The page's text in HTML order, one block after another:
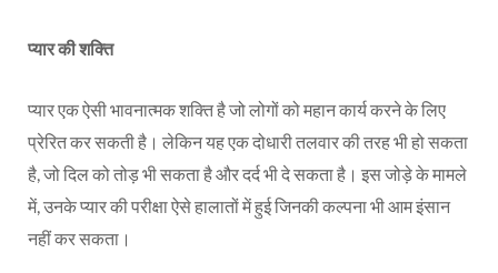
प्यार की शक्ति
प्यार एक ऐसी भावनात्मक शक्ति है जो लोगों को महान कार्य करने के लिए
प्रेरित कर सकती है। लेकिन यह एक दोधारी तलवार की तरह भी हो सकता
है, जो दिल को तोड़ भी सकता है और दर्द भी दे सकता है। इस जोड़े के मामले
में, उनके प्यार की परीक्षा ऐसे हालातों में हुई जिनकी कल्पना भी आम इंसान
नहीं कर सकता।